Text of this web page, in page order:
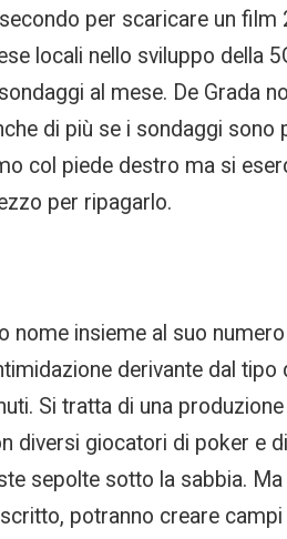
per scaricare un film
locali nello sviluppo della
al mese. De Grada
di più se i sondaggi sono
col piede destro ma si
per ripagarlo.
nome insieme al suo
derivante dal tipo
Si tratta di una
diversi giocatori di poker e
sepolte sotto la sabbia. Ma
potranno creare campi